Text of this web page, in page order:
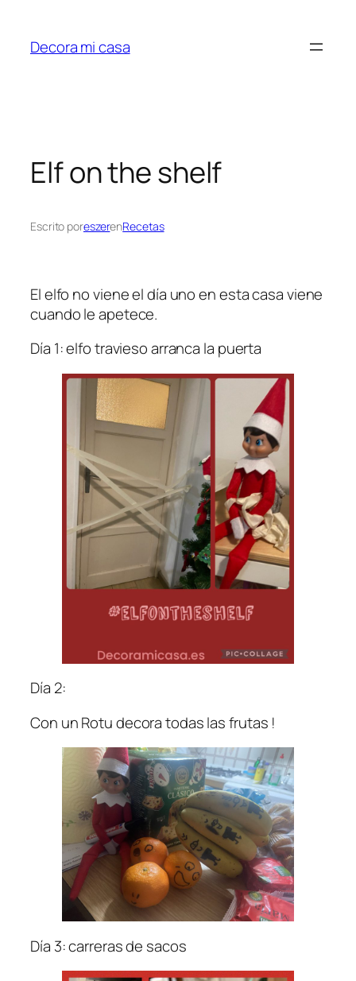
contenido
Decora mi casa
Elf on the shelf
Escrito poreszerenRecetas
El elfo no viene el día uno en esta casa viene
cuando le apetece.
Día 1: elfo travieso arranca la puerta
Día 2:
Con un Rotu decora todas las frutas !
Día 3: carreras de sacos